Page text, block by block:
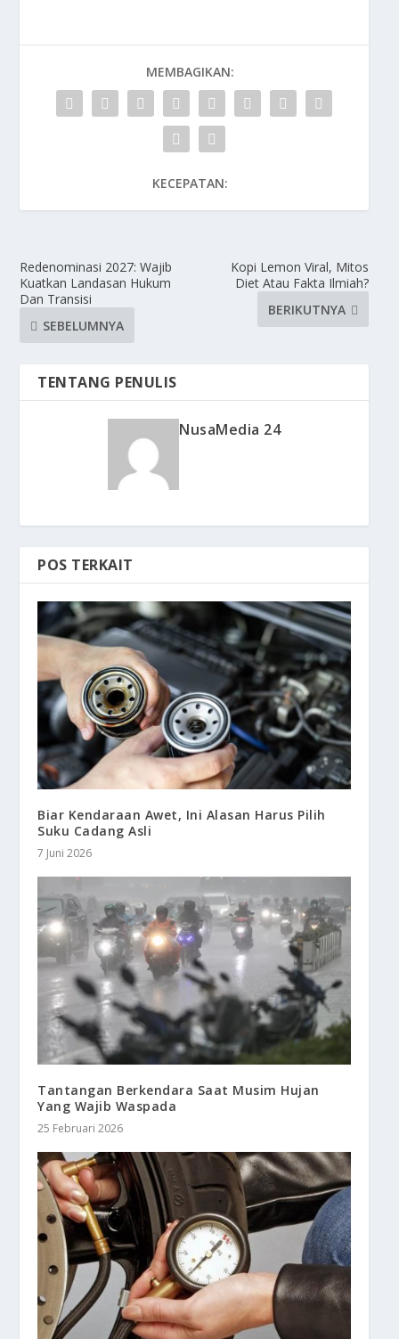
MEMBAGIKAN:
KECEPATAN:
Redenominasi 2027: Wajib
Kuatkan Landasan Hukum
Dan Transisi
SEBELUMNYA
Kopi Lemon Viral, Mitos
Diet Atau Fakta Ilmiah?
BERIKUTNYA
TENTANG PENULIS
NusaMedia 24
POS TERKAIT
Biar Kendaraan Awet, Ini Alasan Harus Pilih
Suku Cadang Asli
7 Juni 2026
Tantangan Berkendara Saat Musim Hujan
Yang Wajib Waspada
25 Februari 2026